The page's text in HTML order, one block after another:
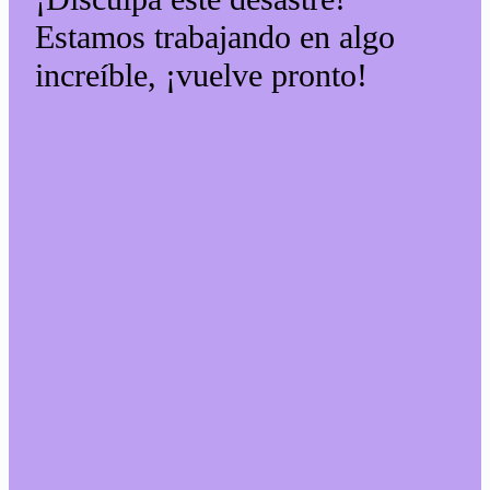
Estamos trabajando en algo
increíble, ¡vuelve pronto!